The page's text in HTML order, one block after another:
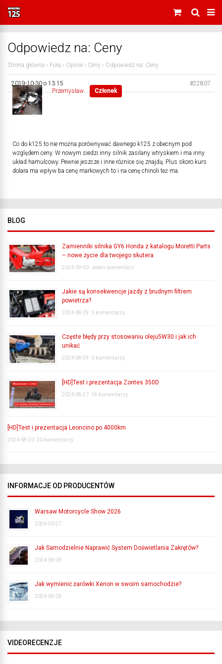
Odpowiedz na: Ceny
Strona główna › Fora › Opinie › Ceny › Odpowiedz na: Ceny
2019-10-30 o 13:15
#22807
Przemysław
Członek
Co do k125 to nie można porównywać dawnego k125 z obecnym pod
względem ceny. W nowym siedzi inny silnik zasilany wtryskiem i ma inny
układ hamulcowy. Pewnie jeszcze i inne różnice się znajdą. Plus skoro kurs
dolara ma wpływ ba cenę markowych to i na cenę chinoli też ma.
BLOG
Zamienniki silnika GY6 Honda z katalogu Moretti Parts
– nowe życie dla twojego skutera
2024-09-03 Jeden komentarz
Jakie są konsekwencje jazdy z brudnym filtrem
powietrza?
2024-08-29 5 komentarzy
Częste błędy przy stosowaniu oleju5W30 i jak ich
unikać
2024-08-29 3 komentarzy
[HD]Test i prezentacja Zontes 350D
2024-08-27 16 komentarzy
[HD]Test i prezentacja Leoncino po 4000km
2024-08-20 20 komentarzy
INFORMACJE OD PRODUCENTÓW
Warsaw Motorcycle Show 2026
2026-03-27
Jak Samodzielnie Naprawić System Doświetlania Zakrętów?
2024-09-28
Jak wymienić żarówki Xenon w swoim samochodzie?
2024-09-28
VIDEORECENZJE